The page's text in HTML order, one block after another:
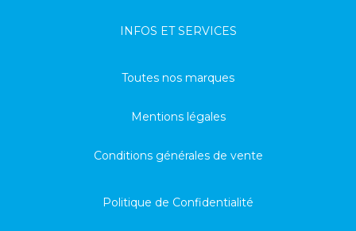
INFOS ET SERVICES
Toutes nos marques
Mentions légales
Conditions générales de vente
Politique de Confidentialité